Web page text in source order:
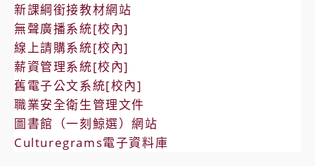
新課綱銜接教材網站
無聲廣播系統[校內]
線上請購系統[校內]
薪資管理系統[校內]
舊電子公文系統[校內]
職業安全衛生管理文件
圖書館（一刻鯨選）網站
Culturegrams電子資料庫